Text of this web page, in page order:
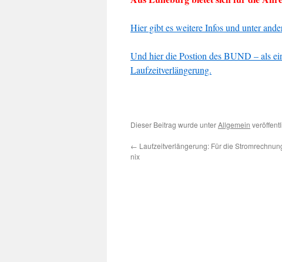
Hier gibt es weitere Infos und unter
Und hier die Postion des BUND – als
Laufzeitverlängerung.
Dieser Beitrag wurde unterAllgemein
← Laufzeitverlängerung: Für die
nix